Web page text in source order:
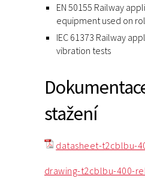
EN 50155 Railway
equipment used on
IEC 61373 Railway
vibration tests
stažení
datasheet-t2cblbu-
drawing-t2cblbu-400-